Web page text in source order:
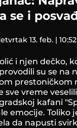
se i
četvrtak 13. feb. | 10:52
i njen dečko,
su se na
prestoničkom
sve vreme
kafani
emocije. Toliko
da napusti